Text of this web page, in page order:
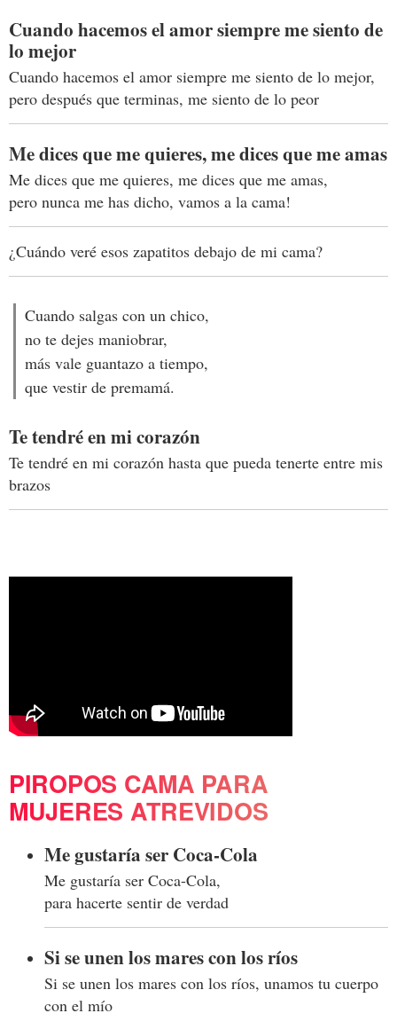
Cuando hacemos el amor siempre me siento de
lo mejor
Cuando hacemos el amor siempre me siento de lo mejor,
pero después que terminas, me siento de lo peor
Me dices que me quieres, me dices que me amas
Me dices que me quieres, me dices que me amas,
pero nunca me has dicho, vamos a la cama!
¿Cuándo veré esos zapatitos debajo de mi cama?
Cuando salgas con un chico,
no te dejes maniobrar,
más vale guantazo a tiempo,
que vestir de premamá.
Te tendré en mi corazón
Te tendré en mi corazón hasta que pueda tenerte entre mis
brazos
PIROPOS CAMA PARA
MUJERES ATREVIDOS
Me gustaría ser Coca-Cola
Me gustaría ser Coca-Cola,
para hacerte sentir de verdad
Si se unen los mares con los ríos
Si se unen los mares con los ríos, unamos tu cuerpo
con el mío